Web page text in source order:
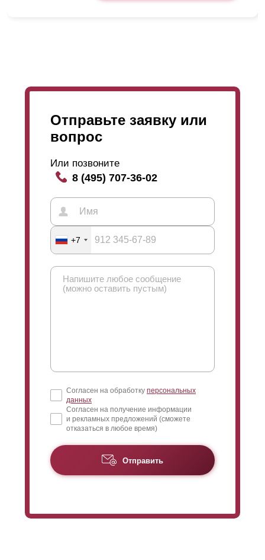
Отправьте заявку или
вопрос
Или позвоните
8 (495) 707-36-02
+7
Согласен на обработку персональных
данных
Согласен на получение информации
и рекламных предложений (сможете
отказаться в любое время)
Отправить